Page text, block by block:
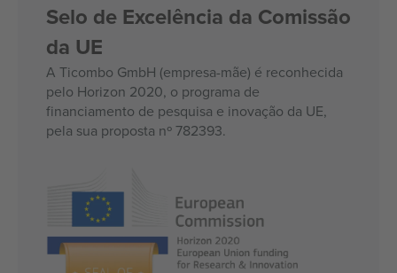
Selo de Excelência da Comissão
da UE
A Ticombo GmbH (empresa-mãe) é reconhecida
pelo Horizon 2020, o programa de
financiamento de pesquisa e inovação da UE,
pela sua proposta nº 782393.